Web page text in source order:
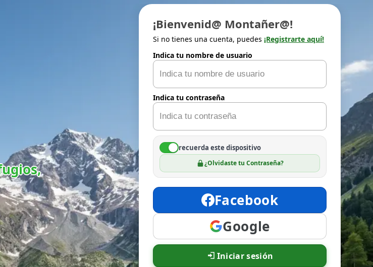
¡Bienvenid@ Montañer@!
Si no tienes una cuenta, puedes ¡Registrarte aquí!
Indica tu nombre de usuario
Indica tu contraseña
recuerda este dispositivo
¿Olvidaste tu Contraseña?
Facebook
Google
Iniciar sesión